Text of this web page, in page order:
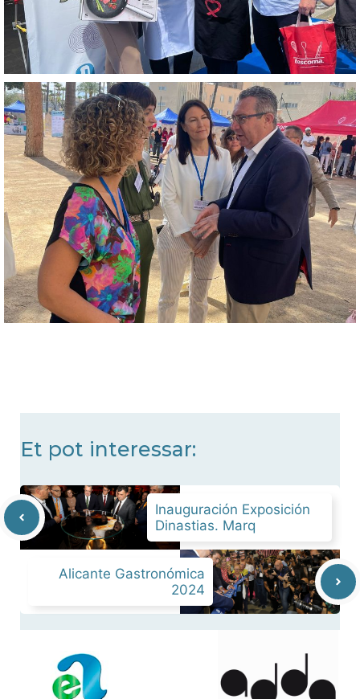
Et pot interessar:
Inauguración Exposición
Dinastias. Marq
Alicante Gastronómica
2024